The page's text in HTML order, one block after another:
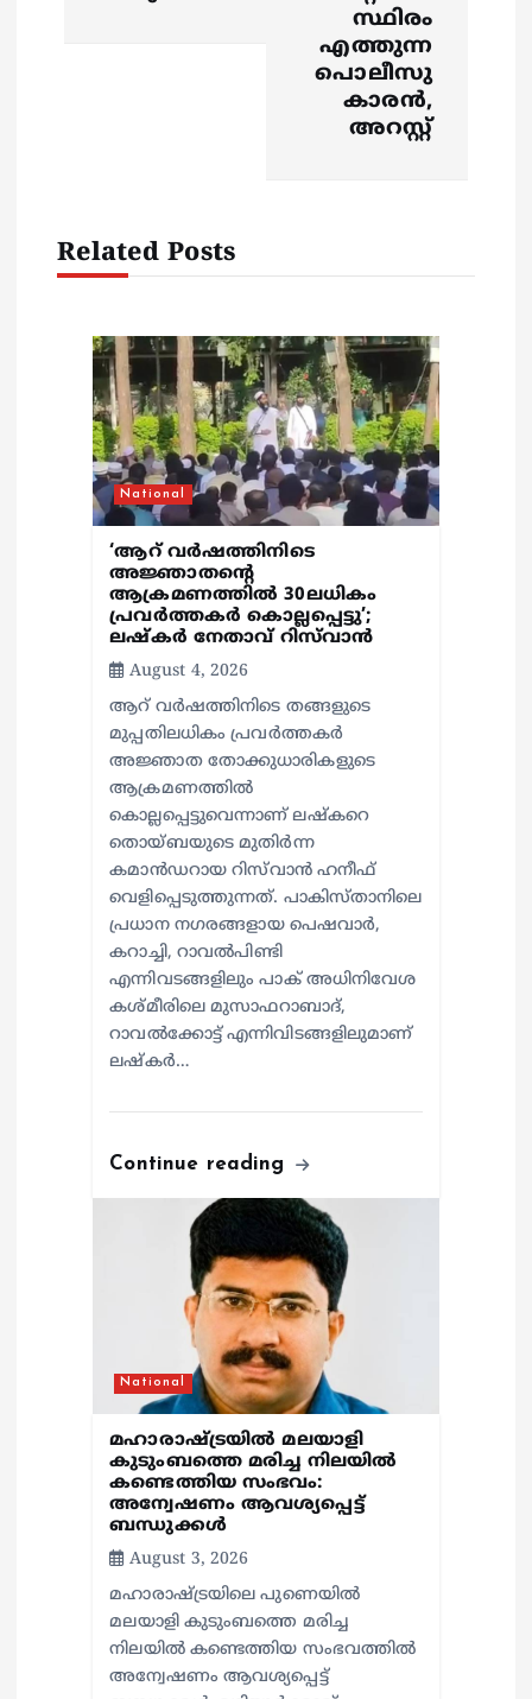
g
സ്ഥിരം
എത്തുന്ന
പൊലീസു
കാരൻ,
അറസ്റ്റ്
Related Posts
National
‘ആറ് വർഷത്തിനിടെ
അജ്ഞാതന്റെ
ആക്രമണത്തിൽ 30ലധികം
പ്രവർത്തകർ കൊല്ലപ്പെ‍ട്ടു’;
ലഷ്കർ നേതാവ് റിസ്‌വാൻ
August 4, 2026
ആറ് വർഷത്തിനിടെ തങ്ങളുടെ
മുപ്പതിലധികം പ്രവർത്തകർ
അജ്ഞാത തോക്കുധാരികളുടെ
ആക്രമണത്തിൽ
കൊല്ലപ്പെട്ടുവെന്നാണ് ലഷ്കറെ
തൊയ്ബയുടെ മുതിർന്ന
കമാൻഡറായ റിസ്‌വാൻ ഹനീഫ്
വെളിപ്പെടുത്തുന്നത്. പാകിസ്താനിലെ
പ്രധാന നഗരങ്ങളായ പെഷവാർ,
കറാച്ചി, റാവൽപിണ്ടി
എന്നിവടങ്ങളിലും പാക് അധിനിവേശ
കശ്മീരിലെ മുസാഫറാബാദ്,
റാവൽക്കോട്ട് എന്നിവിടങ്ങളിലുമാണ്
ലഷ്കർ…
Continue reading
National
മഹാരാഷ്ട്രയിൽ മലയാളി
കുടുംബത്തെ മരിച്ച നിലയിൽ
കണ്ടെത്തിയ സംഭവം:
അന്വേഷണം ആവശ്യപ്പെട്ട്
ബന്ധുക്കൾ
August 3, 2026
മഹാരാഷ്ട്രയിലെ പുണെയിൽ
മലയാളി കുടുംബത്തെ മരിച്ച
നിലയിൽ കണ്ടെത്തിയ സംഭവത്തിൽ
അന്വേഷണം ആവശ്യപ്പെട്ട്